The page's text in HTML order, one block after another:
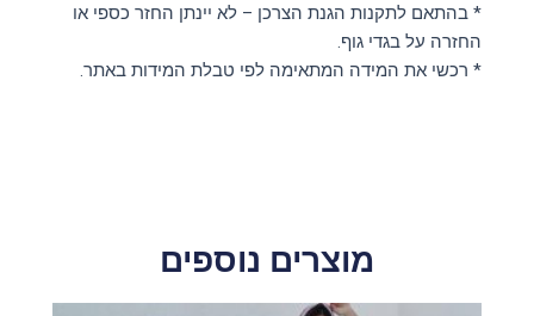
* בהתאם לתקנות הגנת הצרכן – לא יינתן החזר כספי או
החזרה על בגדי גוף.
* רכשי את המידה המתאימה לפי טבלת המידות באתר.
מוצרים נוספים